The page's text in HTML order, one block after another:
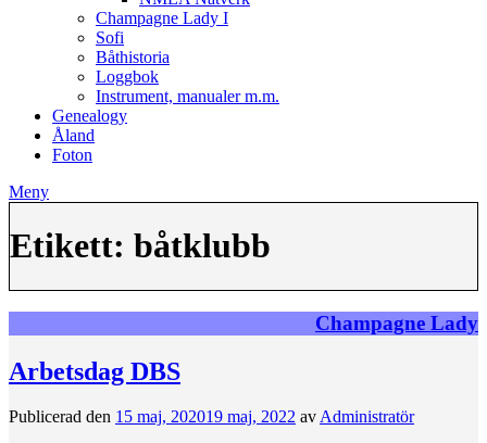
Champagne Lady I
Sofi
Båthistoria
Loggbok
Instrument, manualer m.m.
Genealogy
Åland
Foton
Meny
Etikett: båtklubb
Champagne Lady
Arbetsdag DBS
Publicerad den 15 maj, 202019 maj, 2022 avAdministratör